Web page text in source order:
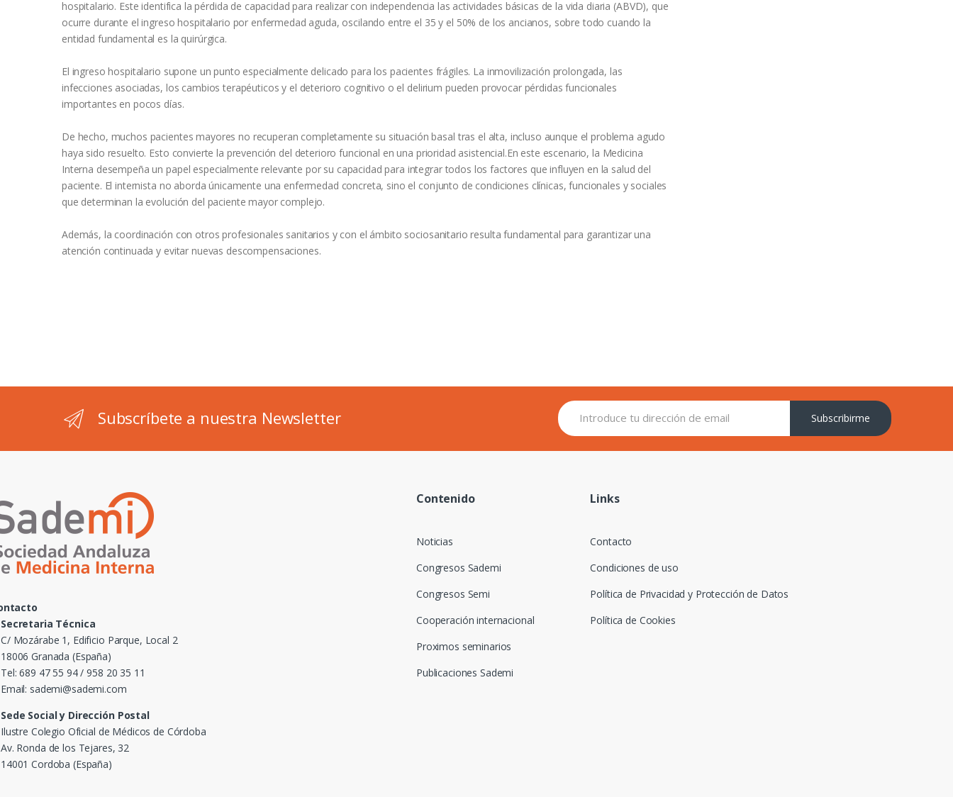
hospitalario. Este identifica la pérdida de capacidad para realizar con independencia las actividades básicas de la vida diaria (ABVD), que
ocurre durante el ingreso hospitalario por enfermedad aguda, oscilando entre el 35 y el 50% de los ancianos, sobre todo cuando la
entidad fundamental es la quirúrgica.
El ingreso hospitalario supone un punto especialmente delicado para los pacientes frágiles. La inmovilización prolongada, las
infecciones asociadas, los cambios terapéuticos y el deterioro cognitivo o el delirium pueden provocar pérdidas funcionales
importantes en pocos días.
De hecho, muchos pacientes mayores no recuperan completamente su situación basal tras el alta, incluso aunque el problema agudo
haya sido resuelto. Esto convierte la prevención del deterioro funcional en una prioridad asistencial.En este escenario, la Medicina
Interna desempeña un papel especialmente relevante por su capacidad para integrar todos los factores que influyen en la salud del
paciente. El internista no aborda únicamente una enfermedad concreta, sino el conjunto de condiciones clínicas, funcionales y sociales
que determinan la evolución del paciente mayor complejo.
Además, la coordinación con otros profesionales sanitarios y con el ámbito sociosanitario resulta fundamental para garantizar una
atención continuada y evitar nuevas descompensaciones.
Subscríbete a nuestra Newsletter Subscribirme
Contenido
Noticias
Congresos Sademi
Congresos Semi
Cooperación internacional
Proximos seminarios
Publicaciones Sademi
Links
Contacto
Condiciones de uso
Política de Privacidad y Protección de Datos
Política de Cookies
Secretaria Técnica
C/ Mozárabe 1, Edificio Parque, Local 2
18006 Granada (España)
Tel: 689 47 55 94 / 958 20 35 11
Email: sademi@sademi.com
Sede Social y Dirección Postal
Ilustre Colegio Oficial de Médicos de Córdoba
Av. Ronda de los Tejares, 32
14001 Cordoba (España)